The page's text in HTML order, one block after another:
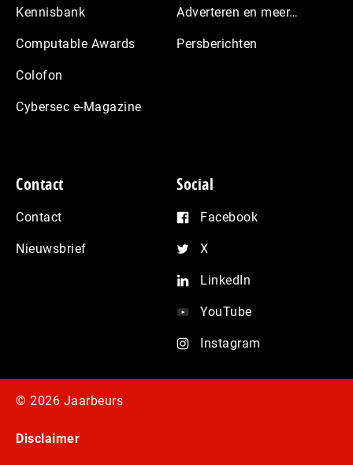
Kennisbank
Computable Awards
Colofon
Cybersec e-Magazine
Adverteren en meer…
Persberichten
Contact
Contact
Nieuwsbrief
Social
Facebook
X
LinkedIn
YouTube
Instagram
© 2026 Jaarbeurs
Disclaimer